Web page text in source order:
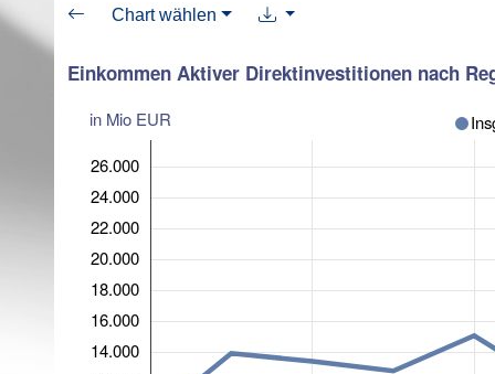
Chart wählen
Einkommen Aktiver Direktinvestitionen nach
in Mio EUR
14.000
16.000
18.000
20.000
22.000
24.000
26.000